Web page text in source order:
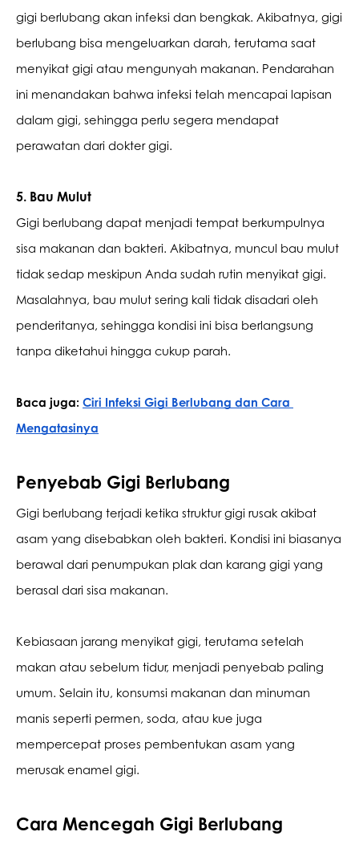
gigi berlubang akan infeksi dan bengkak. Akibatnya, gigi
berlubang bisa mengeluarkan darah, terutama saat
menyikat gigi atau mengunyah makanan. Pendarahan
ini menandakan bahwa infeksi telah mencapai lapisan
dalam gigi, sehingga perlu segera mendapat
perawatan dari dokter gigi.
5. Bau Mulut
Gigi berlubang dapat menjadi tempat berkumpulnya
sisa makanan dan bakteri. Akibatnya, muncul bau mulut
tidak sedap meskipun Anda sudah rutin menyikat gigi.
Masalahnya, bau mulut sering kali tidak disadari oleh
penderitanya, sehingga kondisi ini bisa berlangsung
tanpa diketahui hingga cukup parah.
Baca juga: Ciri Infeksi Gigi Berlubang dan Cara
Mengatasinya
Penyebab Gigi Berlubang
Gigi berlubang terjadi ketika struktur gigi rusak akibat
asam yang disebabkan oleh bakteri. Kondisi ini biasanya
berawal dari penumpukan plak dan karang gigi yang
berasal dari sisa makanan.
Kebiasaan jarang menyikat gigi, terutama setelah
makan atau sebelum tidur, menjadi penyebab paling
umum. Selain itu, konsumsi makanan dan minuman
manis seperti permen, soda, atau kue juga
mempercepat proses pembentukan asam yang
merusak enamel gigi.
Cara Mencegah Gigi Berlubang